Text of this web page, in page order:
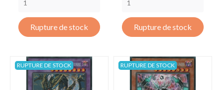
Rupture de stock Rupture de stock
RUPTURE DE STOCK RUPTURE DE STOCK